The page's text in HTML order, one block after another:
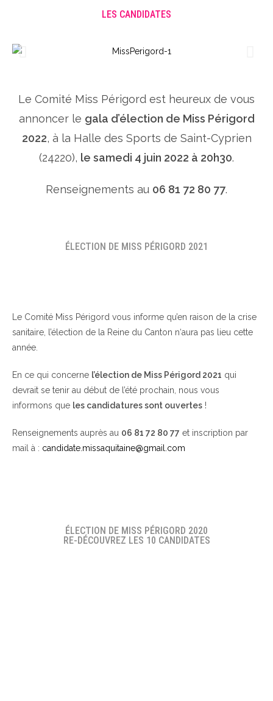
LES CANDIDATES
Le Comité Miss Périgord est heureux de vous
annoncer le gala d’élection de Miss Périgord
2022, à la Halle des Sports de Saint-Cyprien
(24220), le samedi 4 juin 2022 à 20h30.
Renseignements au 06 81 72 80 77.
ÉLECTION DE MISS PÉRIGORD 2021
Le Comité Miss Périgord vous informe qu’en raison de la crise
sanitaire, l’élection de la Reine du Canton n‘aura pas lieu cette
année.
En ce qui concerne l’élection de Miss Périgord 2021 qui
devrait se tenir au début de l’été prochain, nous vous
informons que les candidatures sont ouvertes !
Renseignements auprès au 06 81 72 80 77 et inscription par
mail à : candidate.missaquitaine@gmail.com
ÉLECTION DE MISS PÉRIGORD 2020
RE-DÉCOUVREZ LES 10 CANDIDATES